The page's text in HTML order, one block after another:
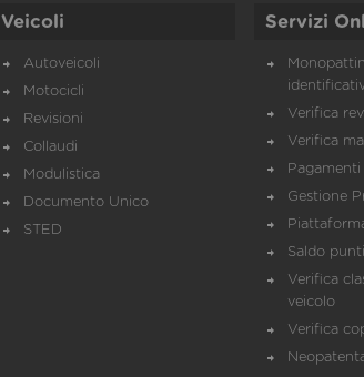
Veicoli
Autoveicoli
Motocicli
Revisioni
Collaudi
Modulistica
Documento Unico
STED
Servizi
Verifica
Verifica
Gestione
Saldo
Verifica
veicolo
Verifica